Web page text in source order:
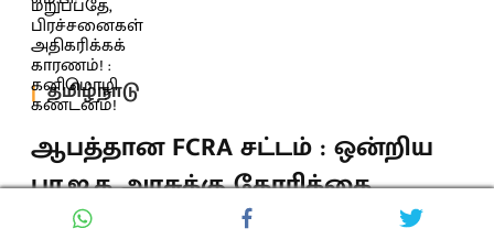
தமிழ்நாடு
ஆபத்தான FCRA சட்டம் : ஒன்றிய
பா.ஜ.க அரசுக்கு கோரிக்கை
வைத்த கழகத் தலைவர்